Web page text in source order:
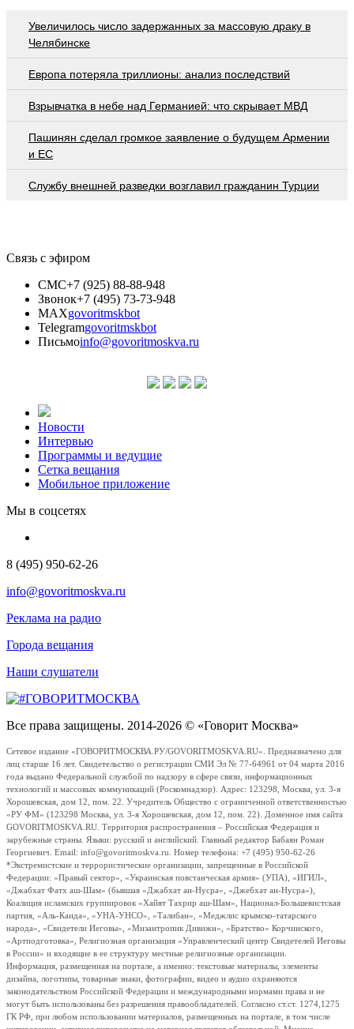
Увеличилось число задержанных за массовую драку в
Челябинске
Европа потеряла триллионы: анализ последствий
Взрывчатка в небе над Германией: что скрывает МВД
Пашинян сделал громкое заявление о будущем Армении
и ЕС
Службу внешней разведки возглавил гражданин Турции
Связь с эфиром
СМС+7 (925) 88-88-948
Звонок+7 (495) 73-73-948
MAXgovoritmskbot
Telegramgovoritmskbot
Письмоinfo@govoritmoskva.ru
Новости
Интервью
Программы и ведущие
Сетка вещания
Мобильное приложение
Мы в соцсетях
8 (495) 950-62-26
info@govoritmoskva.ru
Реклама на радио
Города вещания
Наши слушатели
Все права защищены. 2014-2026 © «Говорит Москва»
Сетевое издание «ГОВОРИТМОСКВА.РУ/GOVORITMOSKVA.RU». Предназначено для
лиц старше 16 лет. Свидетельство о регистрации СМИ Эл № 77-64961 от 04 марта 2016
года выдано Федеральной службой по надзору в сфере связи, информационных
технологий и массовых коммуникаций (Роскомнадзор). Адрес: 123298, Москва, ул. 3-я
Хорошевская, дом 12, пом. 22. Учредитель Общество с ограниченной ответственностью
«РУ ФМ» (123298 Москва, ул. 3-я Хорошевская, дом 12, пом. 22). Доменное имя сайта
GOVORITMOSKVA.RU. Территория распространения – Российская Федерация и
зарубежные страны. Языки: русский и английский. Главный редактор Бабаян Роман
Георгиевич. Email: info@govoritmoskva.ru. Номер телефона: +7 (495) 950-62-26
*Экстремистские и террористические организации, запрещенные в Российской
Федерации: «Правый сектор», «Украинская повстанческая армия» (УПА), «ИГИЛ»,
«Джабхат Фатх аш-Шам» (бывшая «Джабхат ан-Нусра», «Джебхат ан-Нусра»),
Коалиция исламских группировок «Хайят Тахрир аш-Шам», Национал-Большевистская
партия, «Аль-Каида», «УНА-УНСО», «Талибан», «Меджлис крымско-татарского
народа», «Свидетели Иеговы», «Мизантропик Дивижн», «Братство» Корчинского,
«Артподготовка», Религиозная организация «Управленческий центр Свидетелей Иеговы
в России» и входящие в ее структуру местные религиозные организации.
Информация, размещенная на портале, а именно: текстовые материалы, элементы
дизайна, логотипы, товарные знаки, фотографии, видео и аудио охраняются
законодательством Российской Федерации и международными нормами права и не
могут быть использованы без разрешения правообладателей. Согласно ст.ст. 1274,1275
ГК РФ, при любом использовании материалов, размещенных на портале, в том числе